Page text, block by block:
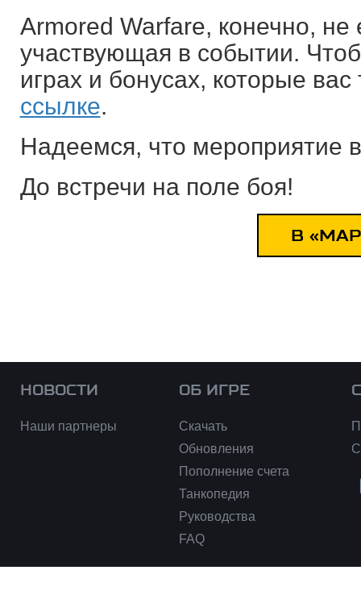
Armored Warfare, конечно, не
участвующая в событии.
играх и бонусах, которые
ссылке.
Надеемся, что мероприятие
До встречи на поле боя!
В
НОВОСТИ
Наши партнеры
ОБ ИГРЕ
Скачать
Обновления
Пополнение счета
Танкопедия
Руководства
FAQ